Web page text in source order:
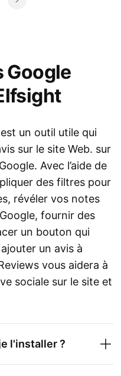
Google
un outil utile qui
sur le site Web. sur
Avec l’aide de
des filtres pour
révéler vos notes
fournir des
un bouton qui
un avis à
vous aidera à
sociale sur le site et
l'installer ?